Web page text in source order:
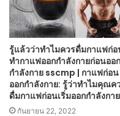
รู้แล้วว่าทำไมควรดื่มกาแฟก่
ทำกาแฟออกกำลังกายก่อนออก
กำลังกาย sscmp | กาแฟก่อน
ออกกำลังกาย: รู้ว่าทำไมคุณค
ดื่มกาแฟก่อนเริ่มออกกำลังกาย
กันยายน 22, 2022